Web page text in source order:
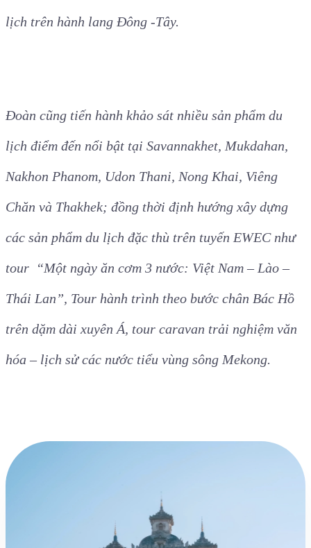
lịch trên hành lang Đông -Tây.
Đoàn cũng tiến hành khảo sát nhiều sản phẩm du
lịch điểm đến nổi bật tại Savannakhet, Mukdahan,
Nakhon Phanom, Udon Thani, Nong Khai, Viêng
Chăn và Thakhek; đồng thời định hướng xây dựng
các sản phẩm du lịch đặc thù trên tuyến EWEC như
tour “Một ngày ăn cơm 3 nước: Việt Nam – Lào –
Thái Lan”, Tour hành trình theo bước chân Bác Hồ
trên dặm dài xuyên Á, tour caravan trải nghiệm văn
hóa – lịch sử các nước tiểu vùng sông Mekong.